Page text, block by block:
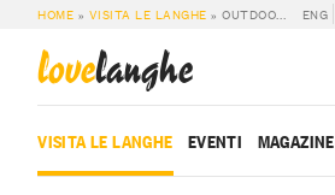
HOME » VISITA LE LANGHE »OUTDOOR & AVVENTURA ENG
lovelanghe
VISITA LE LANGHE EVENTI MAGAZINE